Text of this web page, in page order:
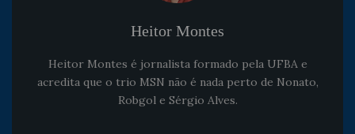
Heitor Montes
Heitor Montes é jornalista formado pela UFBA e
acredita que o trio MSN não é nada perto de Nonato,
Robgol e Sérgio Alves.